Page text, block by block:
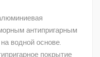
антипригарным
водной основе.
покрытие